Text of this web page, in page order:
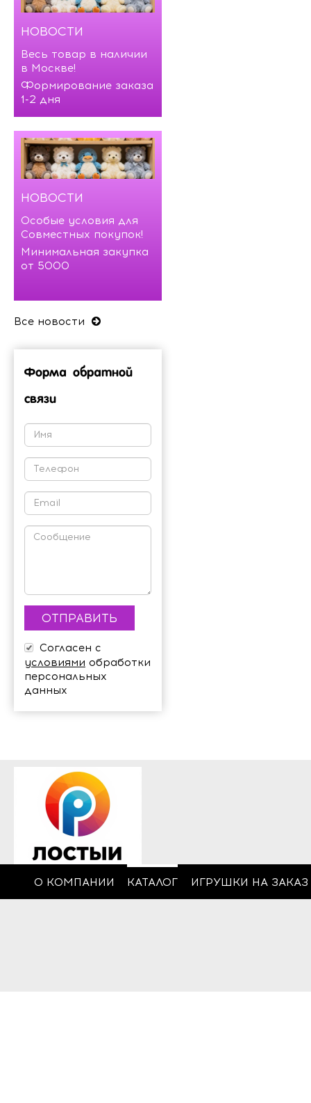
НОВОСТИ
Весь товар в наличии
в Москве!
Формирование заказа
1-2 дня
НОВОСТИ
Особые условия для
Совместных покупок!
Минимальная закупка
от 5000
Все новости
Форма обратной
связи
Согласен с
условиями обработки
персональных
данных
О КОМПАНИИ КАТАЛОГ ИГРУШКИ НА ЗАКАЗ